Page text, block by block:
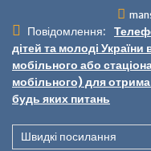
вмісту
Повідомлення:
дітей та молоді
мобільного або
мобільного) для
будь яких питань
Швидкі посилання